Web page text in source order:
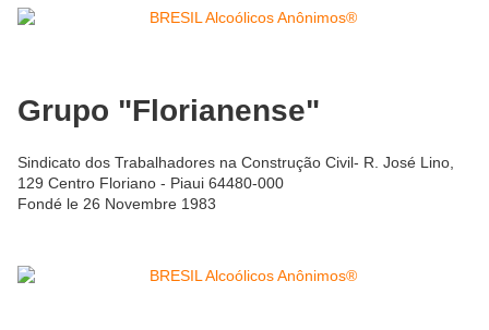
Grupo "Florianense"
Sindicato dos Trabalhadores na Construção Civil- R. José Lino,
129 Centro Floriano - Piaui 64480-000
Fondé le 26 Novembre 1983